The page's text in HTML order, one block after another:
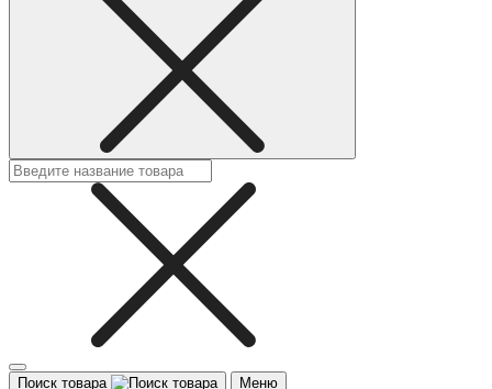
Поиск товара Меню